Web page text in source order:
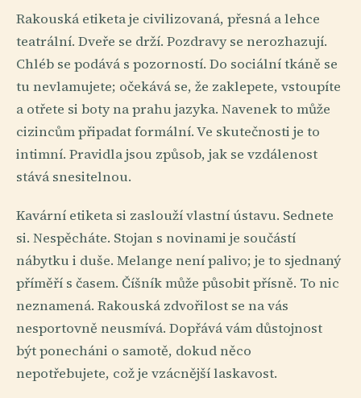
Rakouská etiketa je civilizovaná, přesná a lehce
teatrální. Dveře se drží. Pozdravy se nerozhazují.
Chléb se podává s pozorností. Do sociální tkáně se
tu nevlamujete; očekává se, že zaklepete, vstoupíte
a otřete si boty na prahu jazyka. Navenek to může
cizincům připadat formální. Ve skutečnosti je to
intimní. Pravidla jsou způsob, jak se vzdálenost
stává snesitelnou.
Kavární etiketa si zaslouží vlastní ústavu. Sednete
si. Nespěcháte. Stojan s novinami je součástí
nábytku i duše. Melange není palivo; je to sjednaný
příměří s časem. Číšník může působit přísně. To nic
neznamená. Rakouská zdvořilost se na vás
nesportovně neusmívá. Dopřává vám důstojnost
být ponecháni o samotě, dokud něco
nepotřebujete, což je vzácnější laskavost.